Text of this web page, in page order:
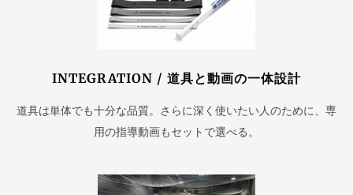
INTEGRATION / 道具と動画の一体設計
道具は単体でも十分な品質。さらに深く使いたい人のために、専
用の指導動画もセットで選べる。